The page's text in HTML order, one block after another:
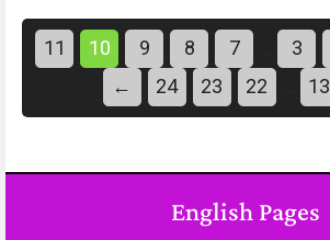
3
7
8
9
10
11
13
22
23
24
←
English Pages